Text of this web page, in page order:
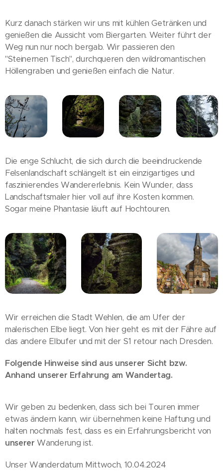
Kurz danach stärken wir uns mit kühlen Getränken und
genießen die Aussicht vom Biergarten. Weiter führt der
Weg nun nur noch bergab. Wir passieren den
"Steinernen Tisch", durchqueren den wildromantischen
Höllengraben und genießen einfach die Natur.
Die enge Schlucht, die sich durch die beeindruckende
Felsenlandschaft schlängelt ist ein einzigartiges und
faszinierendes Wandererlebnis. Kein Wunder, dass
Landschaftsmaler hier voll auf ihre Kosten kommen.
Sogar meine Phantasie läuft auf Hochtouren.
Wir erreichen die Stadt Wehlen, die am Ufer der
malerischen Elbe liegt. Von hier geht es mit der Fähre auf
das andere Elbufer und mit der S1 retour nach Dresden.
Folgende Hinweise sind aus unserer Sicht bzw.
Anhand unserer Erfahrung am Wandertag.
Wir geben zu bedenken, dass sich bei Touren immer
etwas ändern kann, wir übernehmen keine Haftung und
halten nochmals fest, dass es ein Erfahrungsbericht von
unserer Wanderung ist.
Unser Wanderdatum Mittwoch, 10.04.2024